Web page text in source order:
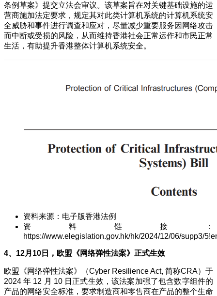
条例草案》提交立法会审议。该草案旨在对关键基础设施的运
营商施加法定要求，规定其对此类计算机系统的计算机系统安
全威胁和事件进行调查和应对，尽量减少重要服务因网络攻击
而中断或受损的风险，从而维持香港社会正常运作和市民正常
生活，有助提升香港整体计算机系统安全。
资料来源：电子版香港法例
资料链接：
https://www.elegislation.gov.hk/hk/2024/12/06/supp3/
4、12月10日，欧盟《网络弹性法案》正式生效
欧盟《网络弹性法案》（Cyber Resilience Act, 简称CRA）于
2024 年 12 月 10 日正式生效，该法案加强了包含数字组件的
产品的网络安全标准，要求制造商和零售商在产品的整个生命